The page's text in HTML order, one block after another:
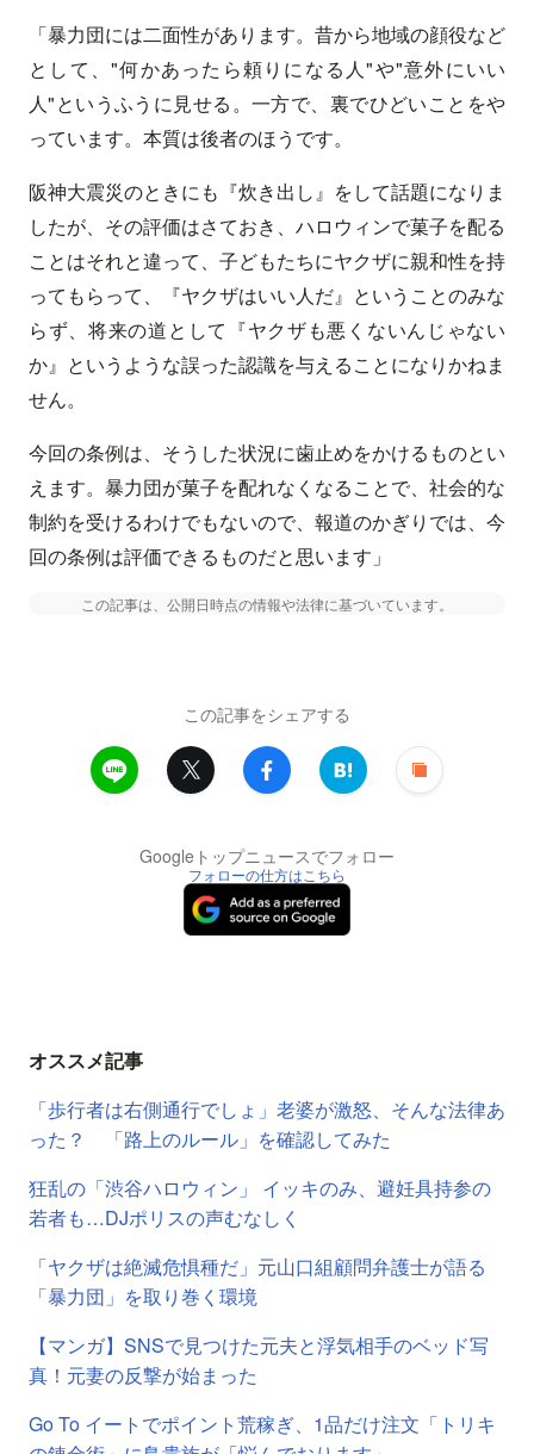
「暴力団には二面性があります。昔から地域の顔役など
として、"何かあったら頼りになる人"や"意外にいい
人"というふうに見せる。一方で、裏でひどいことをや
っています。本質は後者のほうです。
阪神大震災のときにも『炊き出し』をして話題になりま
したが、その評価はさておき、ハロウィンで菓子を配る
ことはそれと違って、子どもたちにヤクザに親和性を持
ってもらって、『ヤクザはいい人だ』ということのみな
らず、将来の道として『ヤクザも悪くないんじゃない
か』というような誤った認識を与えることになりかねま
せん。
今回の条例は、そうした状況に歯止めをかけるものとい
えます。暴力団が菓子を配れなくなることで、社会的な
制約を受けるわけでもないので、報道のかぎりでは、今
回の条例は評価できるものだと思います」
この記事は、公開日時点の情報や法律に基づいています。
この記事をシェアする
Googleトップニュースでフォロー
フォローの仕方はこちら
オススメ記事
「歩行者は右側通行でしょ」老婆が激怒、そんな法律あ
った？ 「路上のルール」を確認してみた
狂乱の「渋谷ハロウィン」 イッキのみ、避妊具持参の
若者も…DJポリスの声むなしく
「ヤクザは絶滅危惧種だ」元山口組顧問弁護士が語る
「暴力団」を取り巻く環境
【マンガ】SNSで見つけた元夫と浮気相手のベッド写
真！元妻の反撃が始まった
Go To イートでポイント荒稼ぎ、1品だけ注文「トリキ